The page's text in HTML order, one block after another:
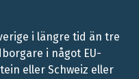
i längre tid än tre
i något EU-
eller Schweiz eller